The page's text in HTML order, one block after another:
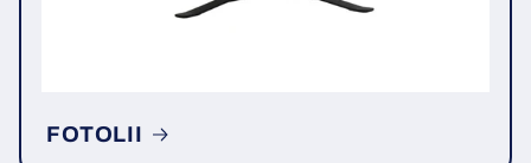
FOTOLII